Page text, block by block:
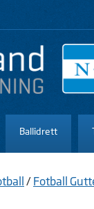
Ballidrett
/ Fotball